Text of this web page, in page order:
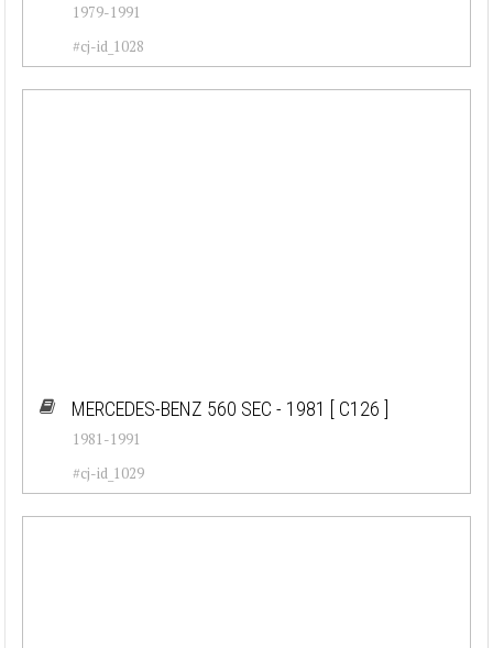
1979-1991
#cj-id_1028
MERCEDES-BENZ 560 SEC - 1981 [ C126 ]
1981-1991
#cj-id_1029